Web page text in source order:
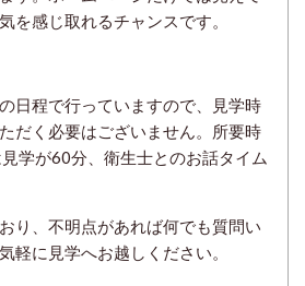
を感じ取れるチャンスです。
日程で行っていますので、見学時
だく必要はございません。所要時
学が60分、衛生士とのお話タイム
り、不明点があれば何でも質問い
軽に見学へお越しください。